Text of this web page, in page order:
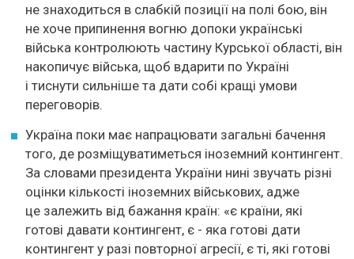
не знаходиться в слабкій позиції на полі бою, він
не хоче припинення вогню допоки українські
війська контролюють частину Курської області, він
накопичує війська, щоб вдарити по Україні
і тиснути сильніше та дати собі кращі умови
переговорів.
Україна поки має напрацювати загальні бачення
того, де розміщуватиметься іноземний контингент.
За словами президента України нині звучать різні
оцінки кількості іноземних військових, адже
це залежить від бажання країн: «є країни, які
готові давати контингент, є - яка готові дати
контингент у разі повторної агресії, є ті, які готові